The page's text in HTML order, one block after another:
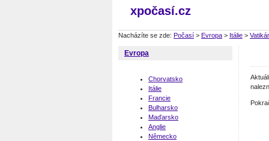
xpočasí.cz
Nacházíte se zde: Počasí > Evropa > Itálie >
Evropa
Chorvatsko
Itálie
Francie
Bulharsko
Maďarsko
Anglie
Německo